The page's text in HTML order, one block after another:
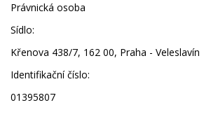
Právnická osoba
Sídlo:
Křenova 438/7, 162 00, Praha - Veleslavín
Identifikační číslo:
01395807